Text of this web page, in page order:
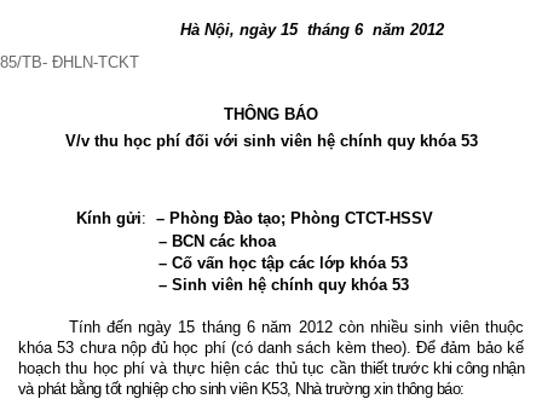
85/TB- ĐHLN-TCKT
Hà Nội, ngày 15 tháng 6 năm 2012
THÔNG BÁO
V/v thu học phí đối với sinh viên hệ chính quy khóa 53
Kính gửi: – Phòng Đào tạo; Phòng CTCT-HSSV
– BCN các khoa
– Cố vấn học tập các lớp khóa 53
– Sinh viên hệ chính quy khóa 53
Tính đến ngày 15 tháng 6 năm 2012 còn nhiều sinh viên thuộc
khóa 53 chưa nộp đủ học phí (có danh sách kèm theo). Để đảm bảo kế
hoạch thu học phí và thực hiện các thủ tục cần thiết trước khi công nhận
và phát bằng tốt nghiệp cho sinh viên K53, Nhà trường xin thông báo: